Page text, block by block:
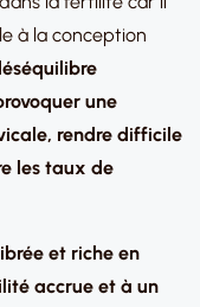
à la conception
une
rendre difficile
les taux de
et riche en
accrue et à un